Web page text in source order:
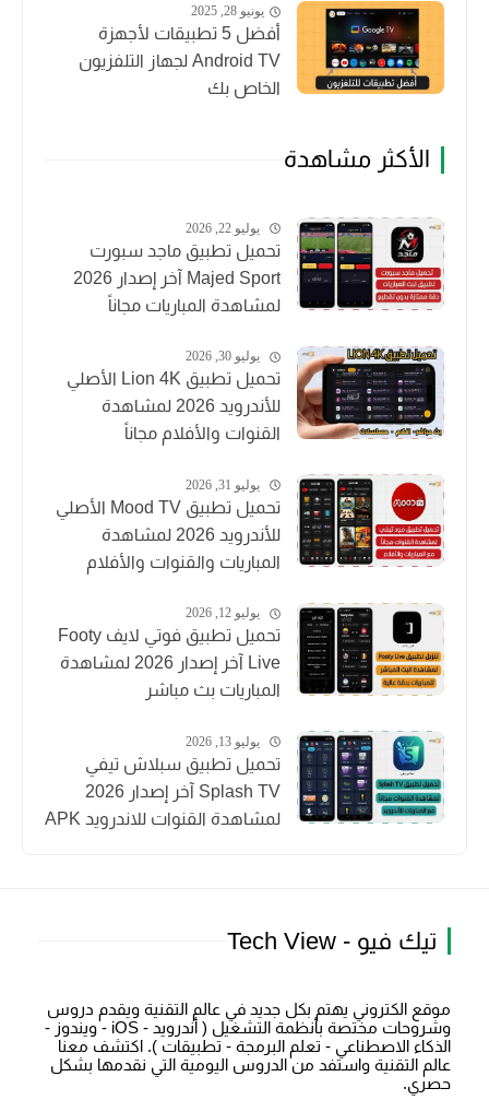
يونيو 28, 2025
أفضل 5 تطبيقات لأجهزة
Android TV لجهاز التلفزيون
الخاص بك
الأكثر مشاهدة
يوليو 22, 2026
تحميل تطبيق ماجد سبورت
Majed Sport آخر إصدار 2026
لمشاهدة المباريات مجاناً
يوليو 30, 2026
تحميل تطبيق Lion 4K الأصلي
للأندرويد 2026 لمشاهدة
القنوات والأفلام مجاناً
يوليو 31, 2026
تحميل تطبيق Mood TV الأصلي
للأندرويد 2026 لمشاهدة
المباريات والقنوات والأفلام
يوليو 12, 2026
تحميل تطبيق فوتي لايف Footy
Live آخر إصدار 2026 لمشاهدة
المباريات بث مباشر
يوليو 13, 2026
تحميل تطبيق سبلاش تيفي
Splash TV آخر إصدار 2026
لمشاهدة القنوات للاندرويد APK
تيك فيو - Tech View
موقع الكتروني يهتم بكل جديد في عالم التقنية ويقدم دروس
وشروحات مختصة بأنظمة التشغيل ( أندرويد - iOS - ويندوز -
الذكاء الاصطناعي - تعلم البرمجة - تطبيقات ). اكتشف معنا
عالم التقنية واستفد من الدروس اليومية التي نقدمها بشكل
حصري.